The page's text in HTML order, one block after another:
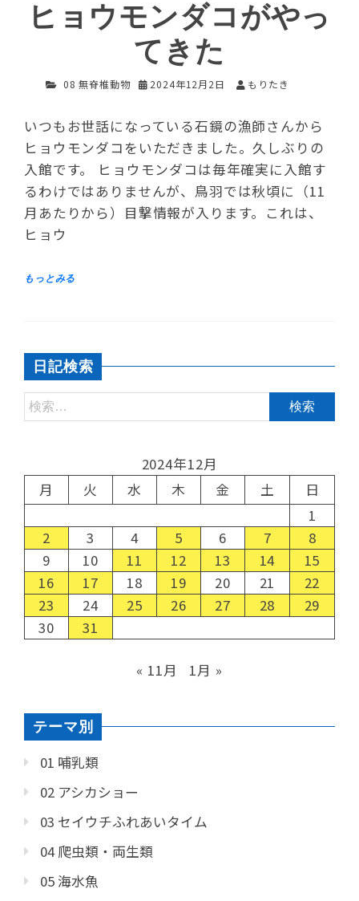
ヒョウモンダコがやっ
てきた
08 無脊椎動物 2024年12月2日 もりたき
いつもお世話になっている石鏡の漁師さんから
ヒョウモンダコをいただきました。久しぶりの
入館です。 ヒョウモンダコは毎年確実に入館す
るわけではありませんが、鳥羽では秋頃に（11
月あたりから）目撃情報が入ります。これは、
ヒョウ
日記検索
2024年12月
月
火 水 木 金 土
日
1
2
3 4 5 6 7
8
9
10 11 12 13 14
15
16
17 18 19 20 21
22
23
24 25 26 27 28
29
30
31
« 11月 1月 »
テーマ別
01 哺乳類
02 アシカショー
03 セイウチふれあいタイム
04 爬虫類・両生類
05 海水魚